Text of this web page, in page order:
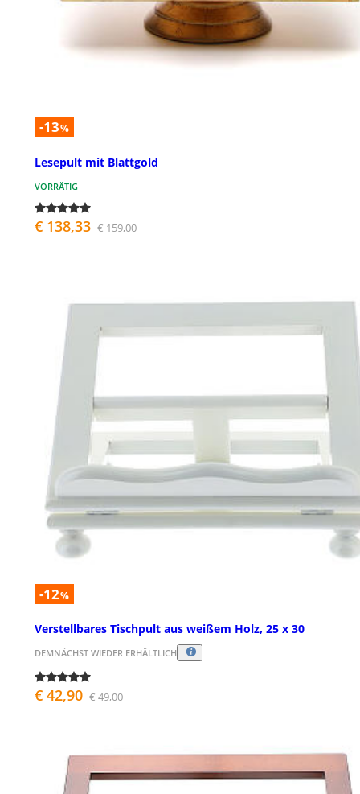
-13%
Lesepult mit Blattgold
VORRÄTIG
€ 138,33 € 159,00
-12%
Verstellbares Tischpult aus weißem Holz, 25 x 30
DEMNÄCHST WIEDER ERHÄLTLICH
€ 42,90 € 49,00